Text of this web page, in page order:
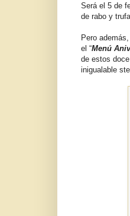
Será el 5 de
de rabo y
Pero
el “Menú
de estos
inigualable